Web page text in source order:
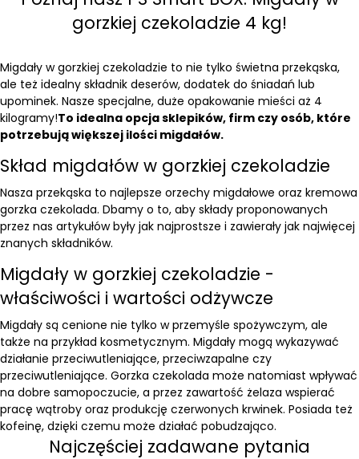
gorzkiej czekoladzie 4 kg!
Migdały w gorzkiej czekoladzie to nie tylko świetna przekąska,
ale też idealny składnik deserów, dodatek do śniadań lub
upominek. Nasze specjalne, duże opakowanie mieści aż 4
kilogramy!To idealna opcja sklepików, firm czy osób, które
potrzebują większej ilości migdałów.
Skład migdałów w gorzkiej czekoladzie
Nasza przekąska to najlepsze orzechy migdałowe oraz kremowa
gorzka czekolada. Dbamy o to, aby składy proponowanych
przez nas artykułów były jak najprostsze i zawierały jak najwięcej
znanych składników.
Migdały w gorzkiej czekoladzie -
właściwości i wartości odżywcze
Migdały są cenione nie tylko w przemyśle spożywczym, ale
także na przykład kosmetycznym. Migdały mogą wykazywać
działanie przeciwutleniające, przeciwzapalne czy
przeciwutleniające. Gorzka czekolada może natomiast wpływać
na dobre samopoczucie, a przez zawartość żelaza wspierać
pracę wątroby oraz produkcję czerwonych krwinek. Posiada też
kofeinę, dzięki czemu może działać pobudzająco.
Najczęściej zadawane pytania